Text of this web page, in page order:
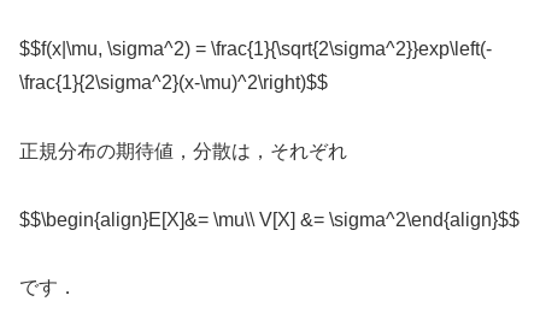
$$f(x|\mu, \sigma^2) = \frac{1}{\sqrt{2\sigma^2}}exp\left(-
\frac{1}{2\sigma^2}(x-\mu)^2\right)$$
正規分布の期待値，分散は，それぞれ
$$\begin{align}E[X]&= \mu\\ V[X] &= \sigma^2\end{align}$$
です．